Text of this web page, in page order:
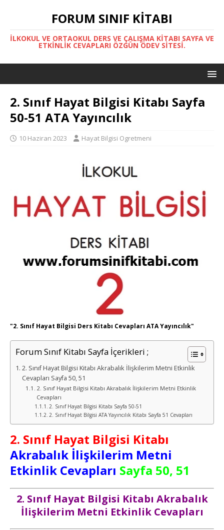
FORUM SINIF KITABI
İLKOKUL VE ORTAOKUL DERS VE ÇALIŞMA KITABI SAYFA VE
ETKINLIK CEVAPLARI ÖZGÜN ÖDEV SITESI.
2. Sınıf Hayat Bilgisi Kitabı Sayfa
50-51 ATA Yayıncılık
10 Haziran 2023 Hayat Bilgisi Ogretmeni
"2. Sınıf Hayat Bilgisi Ders Kitabı Cevapları ATA Yayıncılık"
Forum Sınıf Kitabı Sayfa İçerikleri ;
2. Sınıf Hayat Bilgisi Kitabı Akrabalık İlişkilerim Metni Etkinlik
Cevapları Sayfa 50, 51
2. Sınıf Hayat Bilgisi Kitabı Akrabalık İlişkilerim Metni Etkinlik
Cevapları
2. Sınıf Hayat Bilgisi Kitabı Sayfa 50-51
2. Sınıf Hayat Bilgisi ATA Yayıncılık Kitabı Sayfa 51 Cevapları
2. Sınıf Hayat Bilgisi Kitabı
Akrabalık İlişkilerim Metni
Etkinlik Cevapları Sayfa 50, 51
2. Sınıf Hayat Bilgisi Kitabı Akrabalık
İlişkilerim Metni Etkinlik Cevapları